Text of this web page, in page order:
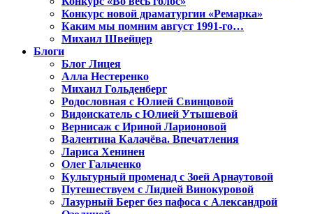
Конкурс новой драматургии «Ремарка»
Каким мы помним август 1991-го…
Михаил Швейцер
Блоги
Блог Лицея
Алла Нестеренко
Михаил Гольденберг
Родословная с Юлией Свинцовой
Видоискатель с Юлией Утышевой
Вернисаж с Ириной Ларионовой
Валентина Калачёва. Впечатления
Лариса Хенинен
Олег Гальченко
Культурный променад с Зоей Арнаутовой
Путешествуем с Лидией Винокуровой
Лазурный Берег без пафоса с Александрой